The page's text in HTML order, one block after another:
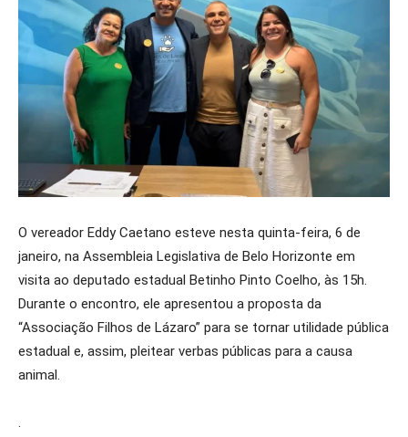
O vereador Eddy Caetano esteve nesta quinta-feira, 6 de
janeiro, na Assembleia Legislativa de Belo Horizonte em
visita ao deputado estadual Betinho Pinto Coelho, às 15h.
Durante o encontro, ele apresentou a proposta da
“Associação Filhos de Lázaro” para se tornar utilidade pública
estadual e, assim, pleitear verbas públicas para a causa
animal.
.